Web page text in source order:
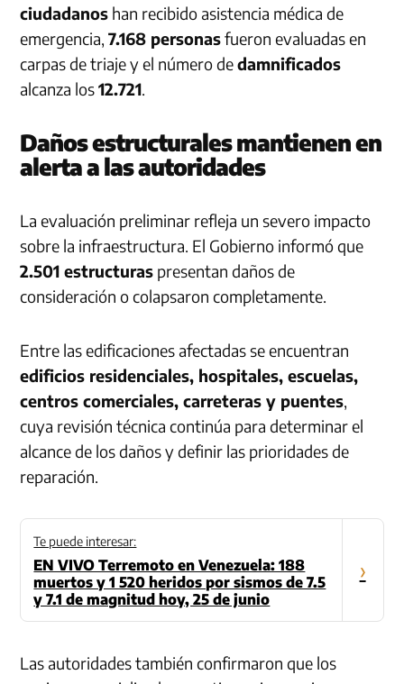
ciudadanos han recibido asistencia médica de
emergencia,7.168 personasfueron evaluadas en
carpas de triaje y el número dedamnificados
alcanza los12.721.
Daños estructurales mantienen en
alerta a las autoridades
La evaluación preliminar refleja un severo impacto
sobre la infraestructura. El Gobierno informó que
2.501 estructuras presentan daños de
consideración o colapsaron completamente.
Entre las edificaciones afectadas se encuentran
edificios residenciales, hospitales, escuelas,
centros comerciales, carreteras y puentes,
cuya revisión técnica continúa para determinar el
alcance de los daños y definir las prioridades de
reparación.
Te puede interesar:
EN VIVO Terremoto en Venezuela: 188
muertos y 1 520 heridos por sismos de 7.5
y 7.1 de magnitud hoy, 25 de junio
›
Las autoridades también confirmaron que los